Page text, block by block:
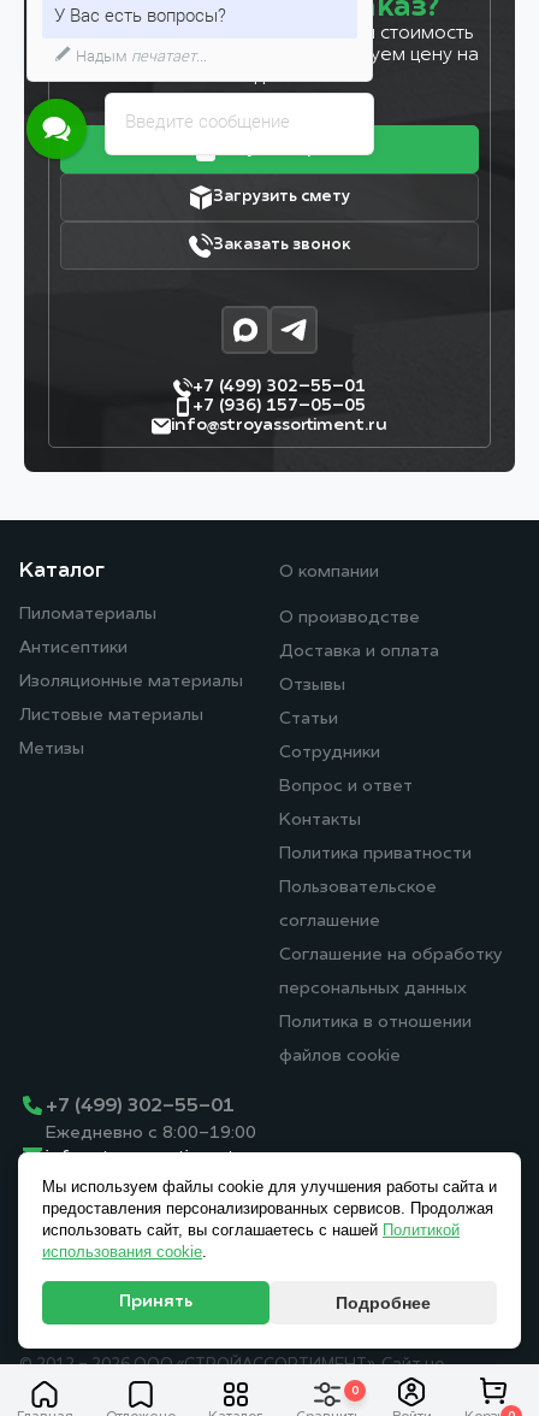
Готовы сделать заказ?
Оставьте заявку, и мы рассчитаем стоимость
вашего заказа за 5 минут. Фиксируем цену на
7 дней!
Загрузить смету
Заказать звонок
+7 (499) 302–55–01
+7 (936) 157–05–05
info@stroyassortiment.ru
Каталог
Пиломатериалы
Антисептики
Изоляционные материалы
Листовые материалы
Метизы
О компании
О производстве
Доставка и оплата
Отзывы
Статьи
Сотрудники
Вопрос и ответ
Контакты
Политика приватности
Пользовательское
соглашение
Соглашение на обработку
персональных данных
Политика в отношении
файлов cookie
+7 (499) 302-55-01
Ежедневно с 8:00-19:00
info@stroyassortiment.ru
Московская область, г.
Мытищи, Осташковское
шоссе, вл. 14, стр. 5
© 2012 - 2026 ООО «СТРОЙАССОРТИМЕНТ». Сайт не
является публичной офертой.
Политика конфиденциальности
0
Мы используем файлы cookie для улучшения работы сайта и
предоставления персонализированных сервисов. Продолжая
использовать сайт, вы соглашаетесь с нашей Политикой
использования cookie.
Принять Подробнее
Введите сообщение
У Вас есть вопросы?
Надым печатает...